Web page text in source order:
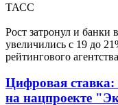
ТАСС
Рост затронул и банки
увеличились с 19 до
рейтингового агентства
Цифровая ставка:
на нацпроекте